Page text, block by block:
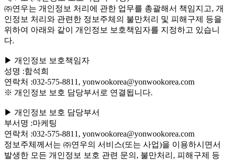
㈜연우는 개인정보 처리에 관한 업무를 총괄해서 책임지고, 개
인정보 처리와 관련한 정보주체의 불만처리 및 피해구제 등을
위하여 아래와 같이 개인정보 보호책임자를 지정하고 있습니
다.
▶ 개인정보 보호책임자
성명 :함석희
연락처 :032-575-8811, yonwookorea@yonwookorea.com
※ 개인정보 보호 담당부서로 연결됩니다.
▶ 개인정보 보호 담당부서
부서명 :마케팅
연락처 :032-575-8811, yonwookorea@yonwookorea.com
정보주체께서는 ㈜연우의 서비스(또는 사업)을 이용하시면서
발생한 모든 개인정보 보호 관련 문의, 불만처리, 피해구제 등